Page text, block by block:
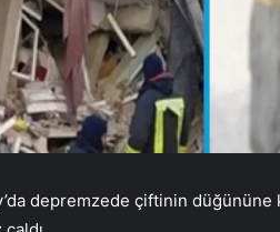
depremzede çiftinin düğününe